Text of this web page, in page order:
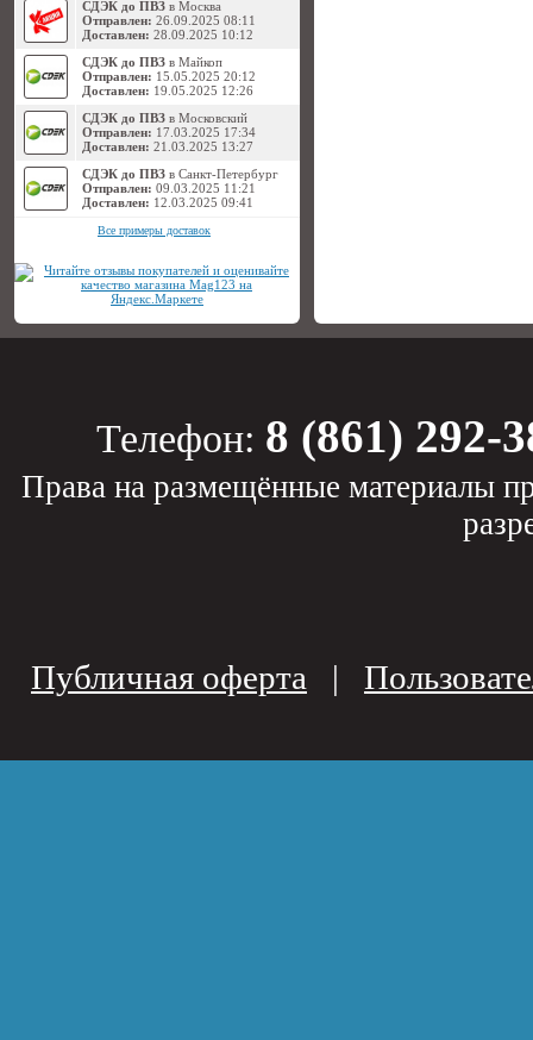
СДЭК до ПВЗ в Москва
Отправлен: 26.09.2025 08:11
Доставлен: 28.09.2025 10:12
СДЭК до ПВЗ в Майкоп
Отправлен: 15.05.2025 20:12
Доставлен: 19.05.2025 12:26
СДЭК до ПВЗ в Московский
Отправлен: 17.03.2025 17:34
Доставлен: 21.03.2025 13:27
СДЭК до ПВЗ в Санкт-Петербург
Отправлен: 09.03.2025 11:21
Доставлен: 12.03.2025 09:41
Все примеры доставок
Телефон: 8 (861) 292-
Права на размещённые материалы
Публичная оферта |